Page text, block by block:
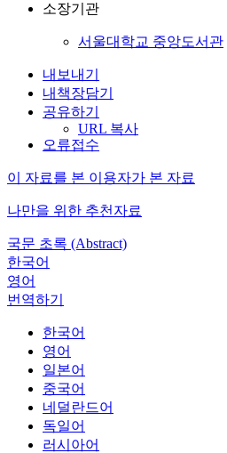
소장기관
서울대학교 중앙도서관
내보내기
내책장담기
공유하기
URL 복사
오류접수
이 자료를 본 이용자가 본 자료
나만을 위한 추천자료
국문 초록 (Abstract)
한국어
영어
번역하기
한국어
영어
일본어
중국어
네덜란드어
독일어
러시아어